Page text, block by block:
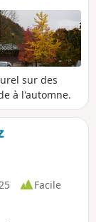
sur des
à l'automne.
Facile